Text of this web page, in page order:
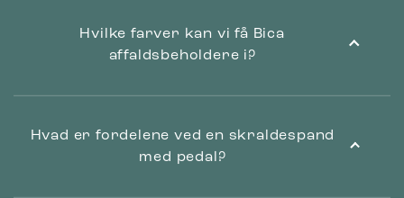
Hvilke farver kan vi få Bica
affaldsbeholdere i?
Hvad er fordelene ved en skraldespand
med pedal?